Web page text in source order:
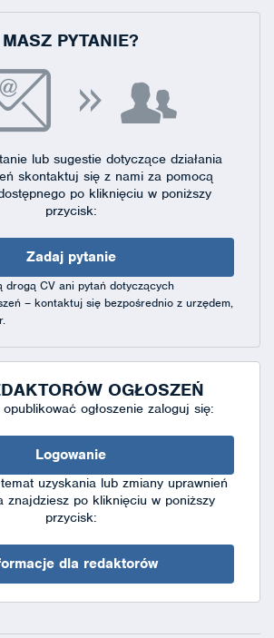
MASZ PYTANIE?
lub sugestie dotyczące działania
skontaktuj się z nami za pomocą
po kliknięciu w poniższy
przycisk:
Zadaj pytanie
drogą CV ani pytań dotyczących
– kontaktuj się bezpośrednio z urzędem,
OGŁOSZEŃ
ogłoszenie zaloguj się:
Logowanie
uzyskania lub zmiany uprawnień
znajdziesz po kliknięciu w poniższy
przycisk:
dla redaktorów